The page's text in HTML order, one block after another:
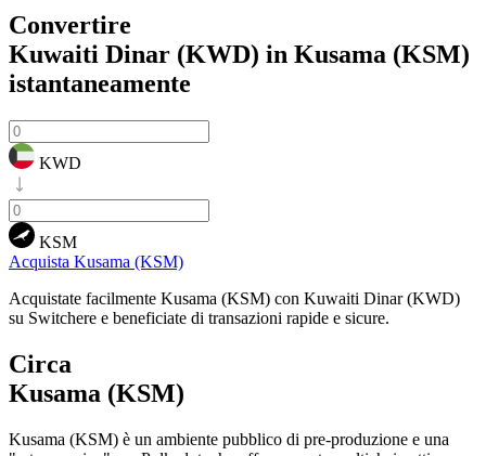
Convertire
Kuwaiti Dinar (KWD) in Kusama (KSM)
istantaneamente
KWD
KSM
Acquista Kusama (KSM)
Acquistate facilmente Kusama (KSM) con Kuwaiti Dinar (KWD)
su Switchere e beneficiate di transazioni rapide e sicure.
Circa
Kusama (KSM)
Kusama (KSM) è un ambiente pubblico di pre-produzione e una